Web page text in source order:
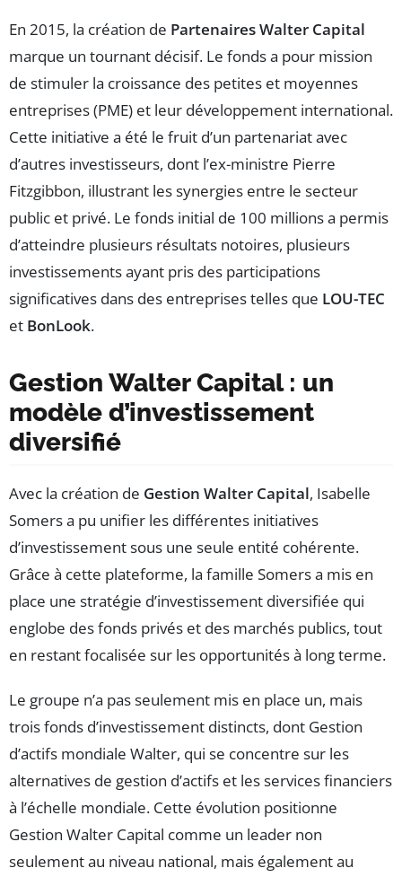
En 2015, la création de Partenaires Walter Capital
marque un tournant décisif. Le fonds a pour mission
de stimuler la croissance des petites et moyennes
entreprises (PME) et leur développement international.
Cette initiative a été le fruit d’un partenariat avec
d’autres investisseurs, dont l’ex-ministre Pierre
Fitzgibbon, illustrant les synergies entre le secteur
public et privé. Le fonds initial de 100 millions a permis
d’atteindre plusieurs résultats notoires, plusieurs
investissements ayant pris des participations
significatives dans des entreprises telles que LOU-TEC
et BonLook.
Gestion Walter Capital : un
modèle d’investissement
diversifié
Avec la création de Gestion Walter Capital, Isabelle
Somers a pu unifier les différentes initiatives
d’investissement sous une seule entité cohérente.
Grâce à cette plateforme, la famille Somers a mis en
place une stratégie d’investissement diversifiée qui
englobe des fonds privés et des marchés publics, tout
en restant focalisée sur les opportunités à long terme.
Le groupe n’a pas seulement mis en place un, mais
trois fonds d’investissement distincts, dont Gestion
d’actifs mondiale Walter, qui se concentre sur les
alternatives de gestion d’actifs et les services financiers
à l’échelle mondiale. Cette évolution positionne
Gestion Walter Capital comme un leader non
seulement au niveau national, mais également au